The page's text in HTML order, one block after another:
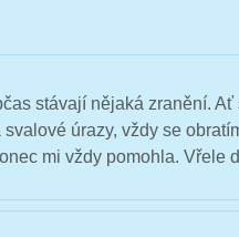
stávají nějaká zranění. Ať
úrazy, vždy se
mi vždy pomohla. Vřele